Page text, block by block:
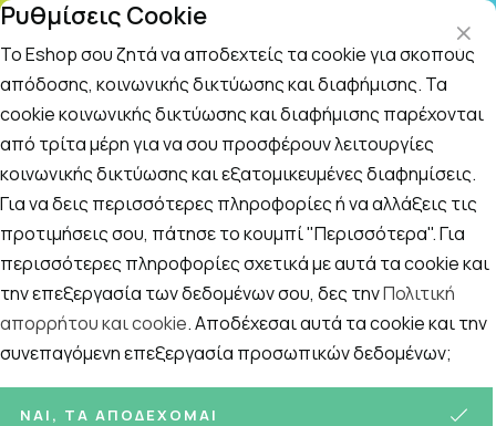
ΤΗΛΕΦΩΝΙΚΟ ΚΕΝΤΡΟ: Δευτ.-Παρασκευή 09:00-14:00 και Σάββατο
09:00-14:00
Αναζήτηση
Αρχική / ΚΑΛΛΥΝΤΙΚΑ / Περιποίηση Προσώπου /Λάμψη
Λάμψη
Ταξινόμηση Προβολή
34ΠΡΟΪΌΝΤΑ
Ρυθμίσεις Cookie
Το Eshop σου ζητά να αποδεχτείς τα cookie για σκοπούς
απόδοσης, κοινωνικής δικτύωσης και διαφήμισης. Τα
cookie κοινωνικής δικτύωσης και διαφήμισης παρέχονται
από τρίτα μέρη για να σου προσφέρουν λειτουργίες
κοινωνικής δικτύωσης και εξατομικευμένες διαφημίσεις.
Για να δεις περισσότερες πληροφορίες ή να αλλάξεις τις
προτιμήσεις σου, πάτησε το κουμπί "Περισσότερα". Για
περισσότερες πληροφορίες σχετικά με αυτά τα cookie και
την επεξεργασία των δεδομένων σου, δες τηνΠολιτική
απορρήτου και cookie. Αποδέχεσαι αυτά τα cookie και την
συνεπαγόμενη επεξεργασία προσωπικών δεδομένων;
ΝΑΙ, ΤΑ ΑΠΟΔΈΧΟΜΑΙ